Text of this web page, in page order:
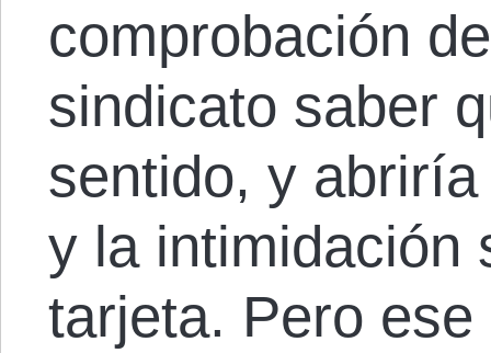
comprobación
sindicato saber
sentido, y
y la intimidación
tarjeta. Pero